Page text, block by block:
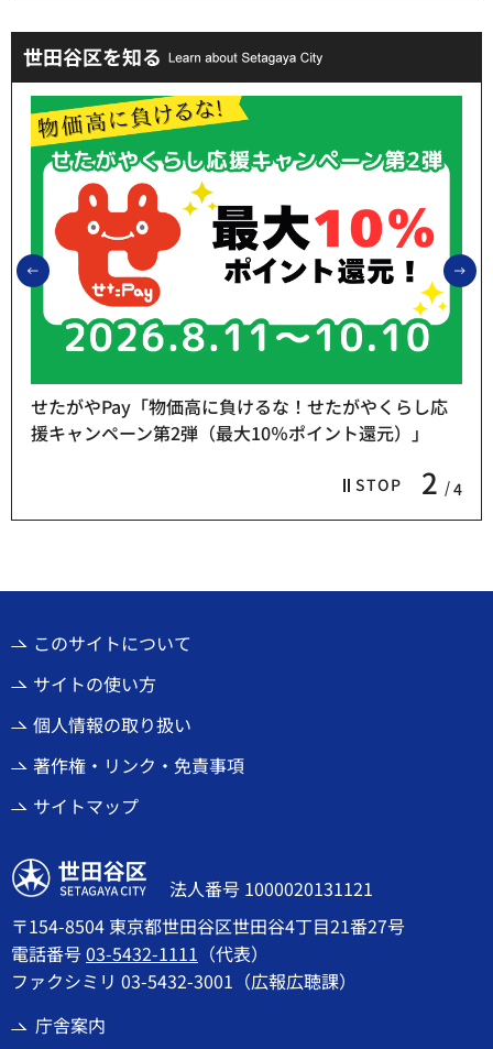
世田谷区を知る
前のスライドを表示
STOP 2 4
せたがやPay「物価高に負けるな！せたがやくらし応
援キャンペーン第2弾（最大10％ポイント還元）」
このサイトについて
サイトの使い方
個人情報の取り扱い
著作権・リンク・免責事項
サイトマップ
世田谷区
法人番号 1000020131121
〒154-8504 東京都世田谷区世田谷4丁目21番27号
電話番号03-5432-1111 （代表）
ファクシミリ 03-5432-3001（広報広聴課）
庁舎案内